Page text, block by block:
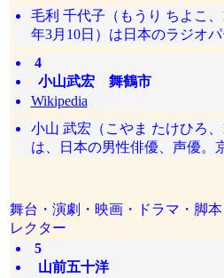
毛利 千代子（もうり ちよこ、
年3月10日）は日本のラジオパ
4
小山武宏 舞鶴市
Wikipedia
小山 武宏（こやま たけひろ、
は、日本の男性俳優、声優。
舞台・演劇・映画・ドラマ・脚
レクター
5
山前五十洋